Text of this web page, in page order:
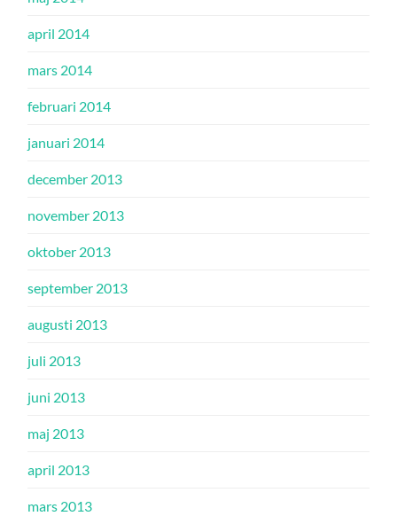
april 2014
mars 2014
februari 2014
januari 2014
december 2013
november 2013
oktober 2013
september 2013
augusti 2013
juli 2013
juni 2013
maj 2013
april 2013
mars 2013